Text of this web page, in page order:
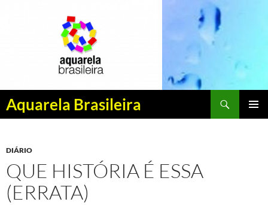
Aquarela Brasileira
Pesquisar
PULAR
CONTEÚDO
DIÁRIO
QUE HISTÓRIA É ESSA
(ERRATA)